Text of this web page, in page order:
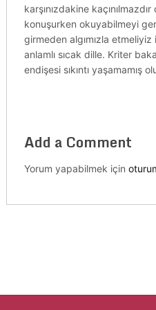
karşınızdakine
konuşurken okuyabilmeyi
girmeden algımızla
anlamlı sıcak dille. Kriter
endişesi sıkıntı yaşamamış
Add a Comment
Yorum yapabilmek için